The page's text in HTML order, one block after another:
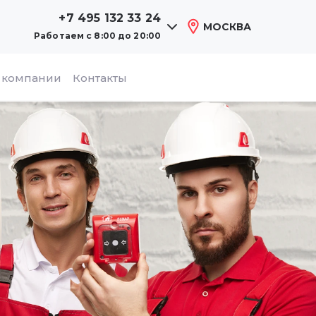
+7 495 132 33 24
Работаем с 8:00 до 20:00
МОСКВА
Контакты